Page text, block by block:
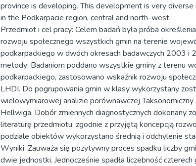
province is developing. This development is very
in the Podkarpacie region, central and north-west.
Przedmiot i cel pracy: Celem badań była próba
rozwoju społecznego wszystkich gmin na terenie
podkarpackiego w dwóch okresach badawczych 2003 i
metody: Badaniom poddano wszystkie gminy z terenu
podkarpackiego, zastosowano wskaźnik rozwoju
LHDI. Do pogrupowania gmin w klasy wykorzystany
wielowymiarowej analizie porównawczej
Hellwiga. Dobór zmiennych diagnostycznych dokonany
literaturę przedmiotu, zgodnie z przyjętą koncepcją
podziale obiektów wykorzystano średnią i odchylenie
Wyniki: Zauważa się pozytywny proces spadku liczby
dwie jednostki. Jednocześnie spadła liczebność czterech